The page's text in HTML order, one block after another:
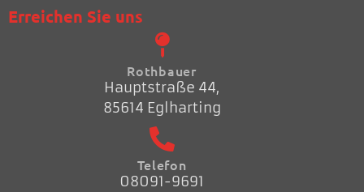
Erreichen Sie uns
Rothbauer
Hauptstraße 44,
85614 Eglharting
Telefon
08091-9691